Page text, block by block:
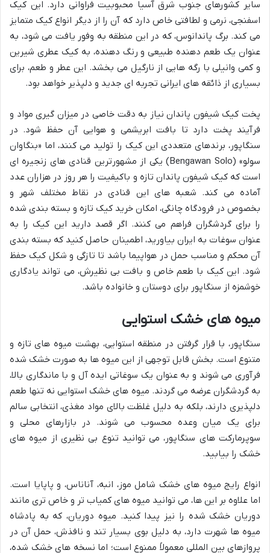
سایر کشورهای جنوب شرق آسیا محبوبیت فراوانی دارد. این کیک
اسفنجی، نرمی و لطافتی خاص دارد که آن را از دیگر انواع کیک متمایز
می کند. برگ پاندانوس، که در این منطقه به وفور یافت می شود، به
عنوان یک طعم دهنده طبیعی و رنگ دهنده، به کیک عطری شیرین
و کمی وانیلی با رگه هایی از نارگیل می بخشد. این عطر و طعم، برای
بسیاری از ذائقه های ایرانی تجربه ای جدید و دلپذیر خواهد بود.
پخت کیک شیفون پاندان نیاز به دقت خاصی در میزان گیری مواد و
فرآیند پخت دارد تا بافت ابریشمی و هوایی آن حفظ شود. در
سنگاپور، برندهای متعددی این کیک را تولید می کنند، اما «بنگاوان
سولو» (Bengawan Solo) یکی از مشهورترین قنادی های زنجیره ای
است که کیک شیفون پاندان تازه و باکیفیت را هر روز در هزاران عدد
آماده می کند. شعبه های این قنادی در نقاط مختلف شهر و
بخصوص در فرودگاه چانگی، امکان خرید کیک تازه و بسته بندی شده
را برای گردشگران فراهم می کنند. اگر قصد دارید این کیک را به
عنوان سوغات به ایران بیاورید، اطمینان حاصل کنید که بسته بندی
آن محکم و مناسب حمل در هواپیما باشد تا تازگی و شکل کیک حفظ
شود. این کیک با طعم خاص و بافت بی نظیرش، می تواند یادگاری
خوشمزه از سنگاپور برای دوستان و خانواده باشد.
میوه های خشک استوایی
سنگاپور، با قرار گرفتن در منطقه استوایی، بهشت میوه های تازه و
متنوع است. بخش قابل توجهی از این میوه ها به صورت خشک شده
فرآوری می شوند و به عنوان یک سوغاتی ایده آل و با ماندگاری بالا،
به گردشگران عرضه می گردند. میوه های خشک استوایی نه تنها طعم
دلپذیری دارند، بلکه به دلیل غلظت بالای مواد مغذی، انتخابی سالم
برای یک میان وعده محسوب می شوند. در بازارهای محلی و
سوپرمارکت های سنگاپور، می توانید تنوع بی نظیری از میوه های
خشک را بیابید.
انواع رایج میوه های خشک شامل موز، انبه، آناناس، و پاپایا است.
اما علاوه بر این ها، می توانید میوه های کمیاب تر و خاص تری مانند
دوریان خشک شده را نیز پیدا کنید. میوه دوریان، که به پادشاه
میوه ها شهرت دارد، به دلیل بوی بسیار تند و نافذش، حمل آن در
پروازهای بین المللی معمولاً ممنوع است؛ اما نسخه های خشک شده،